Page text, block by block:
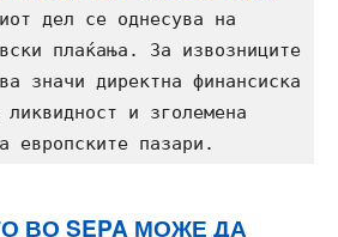
дел се однесува на
плаќања. За извозниците
значи директна финансиска
и зголемена
европските пазари.
ВО SEPA МОЖЕ ДА